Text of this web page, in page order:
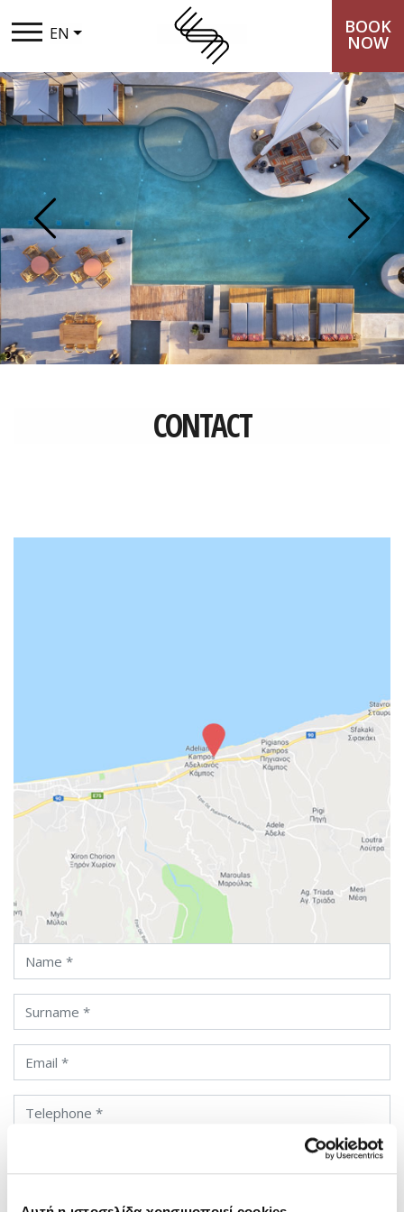
EN BOOK
NOW
THE SYNTOPIA
STAY
TASTE
EXPERIENCES
LOYALTY CLUB
PACKAGES
GALLERY
Previous Next
CONTACT